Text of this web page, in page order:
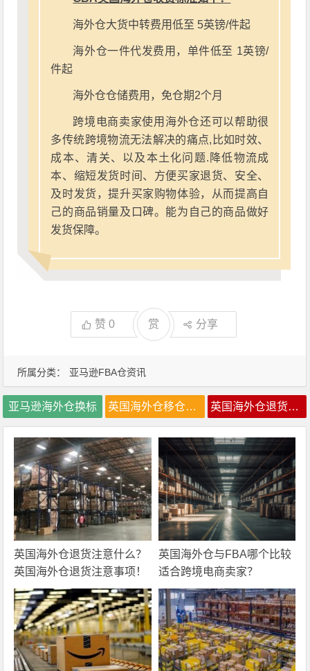
所属分类： 亚马逊FBA仓资讯
海外仓大货中转费用低至 5英镑/件起
海外仓一件代发费用，单件低至 1英镑/
件起
海外仓仓储费用，免仓期2个月
跨境电商卖家使用海外仓还可以帮助很
多传统跨境物流无法解决的痛点,比如时效、
成本、清关、以及本土化问题.降低物流成
本、缩短发货时间、方便买家退货、安全、
及时发货，提升买家购物体验，从而提高自
己的商品销量及口碑。能为自己的商品做好
发货保障。
赞0 赏 分享
亚马逊海外仓换标 英国海外仓移仓换标 英国海外仓退货处理
英国海外仓退货注意什么？
英国海外仓退货注意事项！
英国海外仓与FBA哪个比较
适合跨境电商卖家？